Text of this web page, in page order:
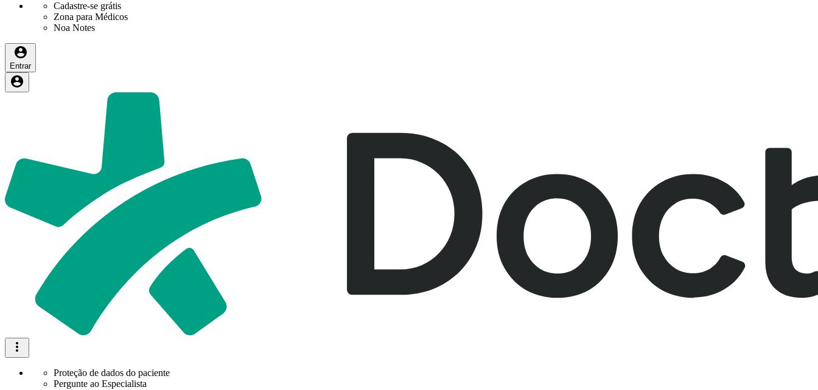
Cadastre-se grátis
Zona para Médicos
Noa Notes
Entrar
Proteção de dados do paciente
Pergunte ao Especialista